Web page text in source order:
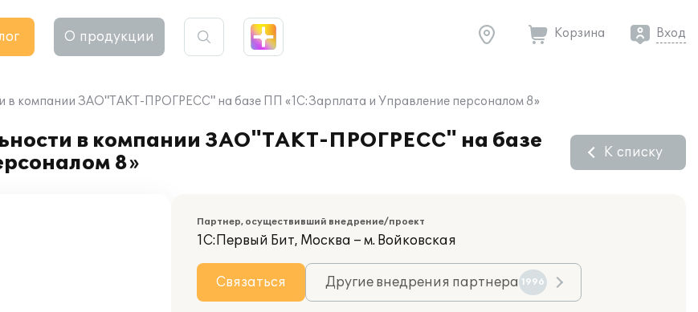
О продукции Корзина Вход
в компании ЗАО"ТАКТ-ПРОГРЕСС" на базе ПП «1С:Зарплата и Управление персоналом 8»
в компании ЗАО"ТАКТ-ПРОГРЕСС" на базе
8»
К списку
Партнер, осуществивший внедрение/проект
1С:Первый Бит, Москва – м. Войковская
Связаться Другие внедрения партнера 1996